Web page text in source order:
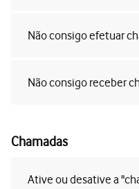
Não consigo efetuar
Não consigo receber
Chamadas
Ative ou desative a